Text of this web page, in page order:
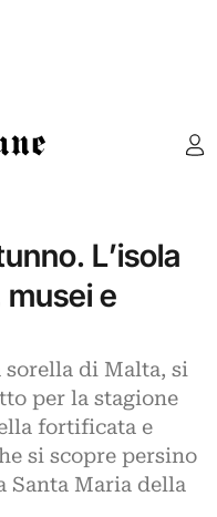
L’isola
e
sorella di Malta, si
per la stagione
fortificata e
si scopre persino
Santa Maria della